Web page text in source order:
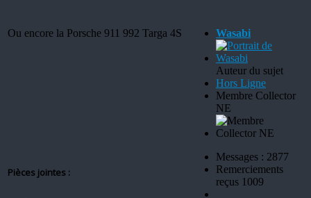
Ou encore la Porsche 911 992 Targa 4S
Pièces jointes :
Wasabi
Auteur du sujet
Hors Ligne
Membre Collector
NE
Messages : 2877
Remerciements
reçus 1009